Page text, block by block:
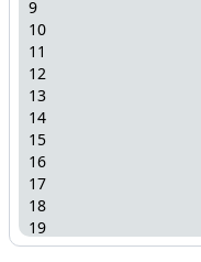
9
10
11
12
13
14
15
16
17
18
19
20